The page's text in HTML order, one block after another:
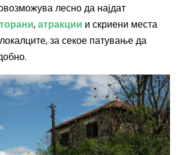
лесно да најдат
,атракции и скриени места
за секое патување да